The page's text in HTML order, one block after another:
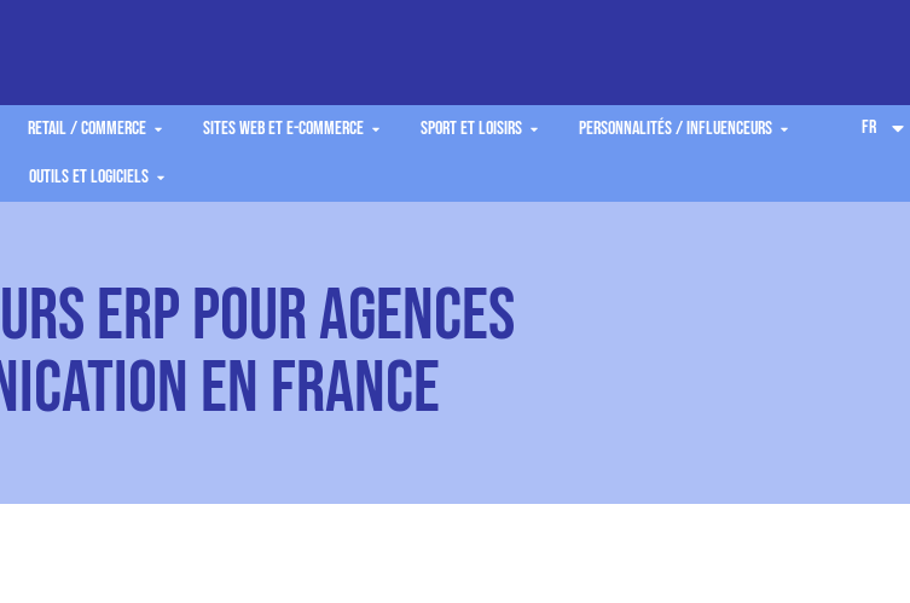
Retail / Commerce Sites Web et E-commerce Sport et Loisirs Personnalités / Influenceurs
Outils et Logiciels
FR
ERP pour Agences
en France